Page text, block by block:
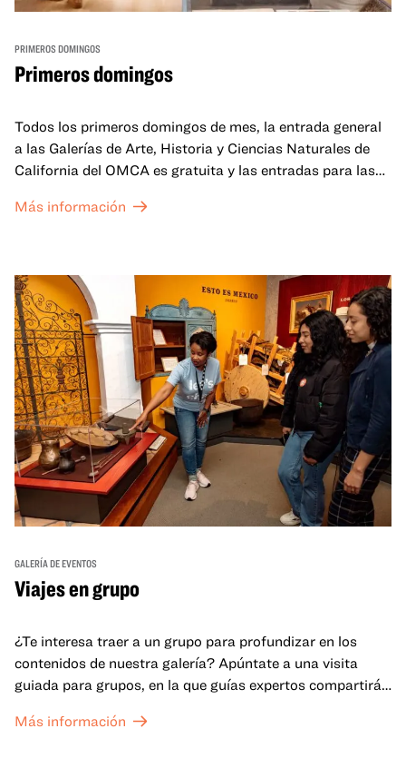
PRIMEROS DOMINGOS
Primeros domingos
Todos los primeros domingos de mes, la entrada general
a las Galerías de Arte, Historia y Ciencias Naturales de
California del OMCA es gratuita y las entradas para las
a un precio reducido de 6 $.
Más información
GALERÍA DE EVENTOS
Viajes en grupo
¿Te interesa traer a un grupo para profundizar en los
contenidos de nuestra galería? Apúntate a una visita
guiada para grupos, en la que guías expertos compartirán
mejor lo que se expone en las galerías del OMCA.
Más información